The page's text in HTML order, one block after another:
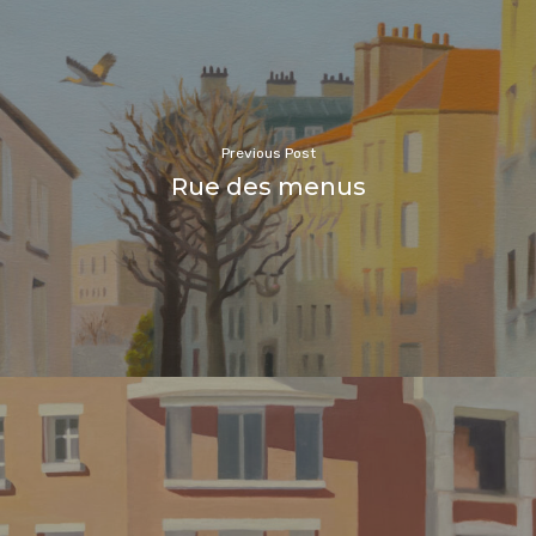
Previous Post
Rue des menus